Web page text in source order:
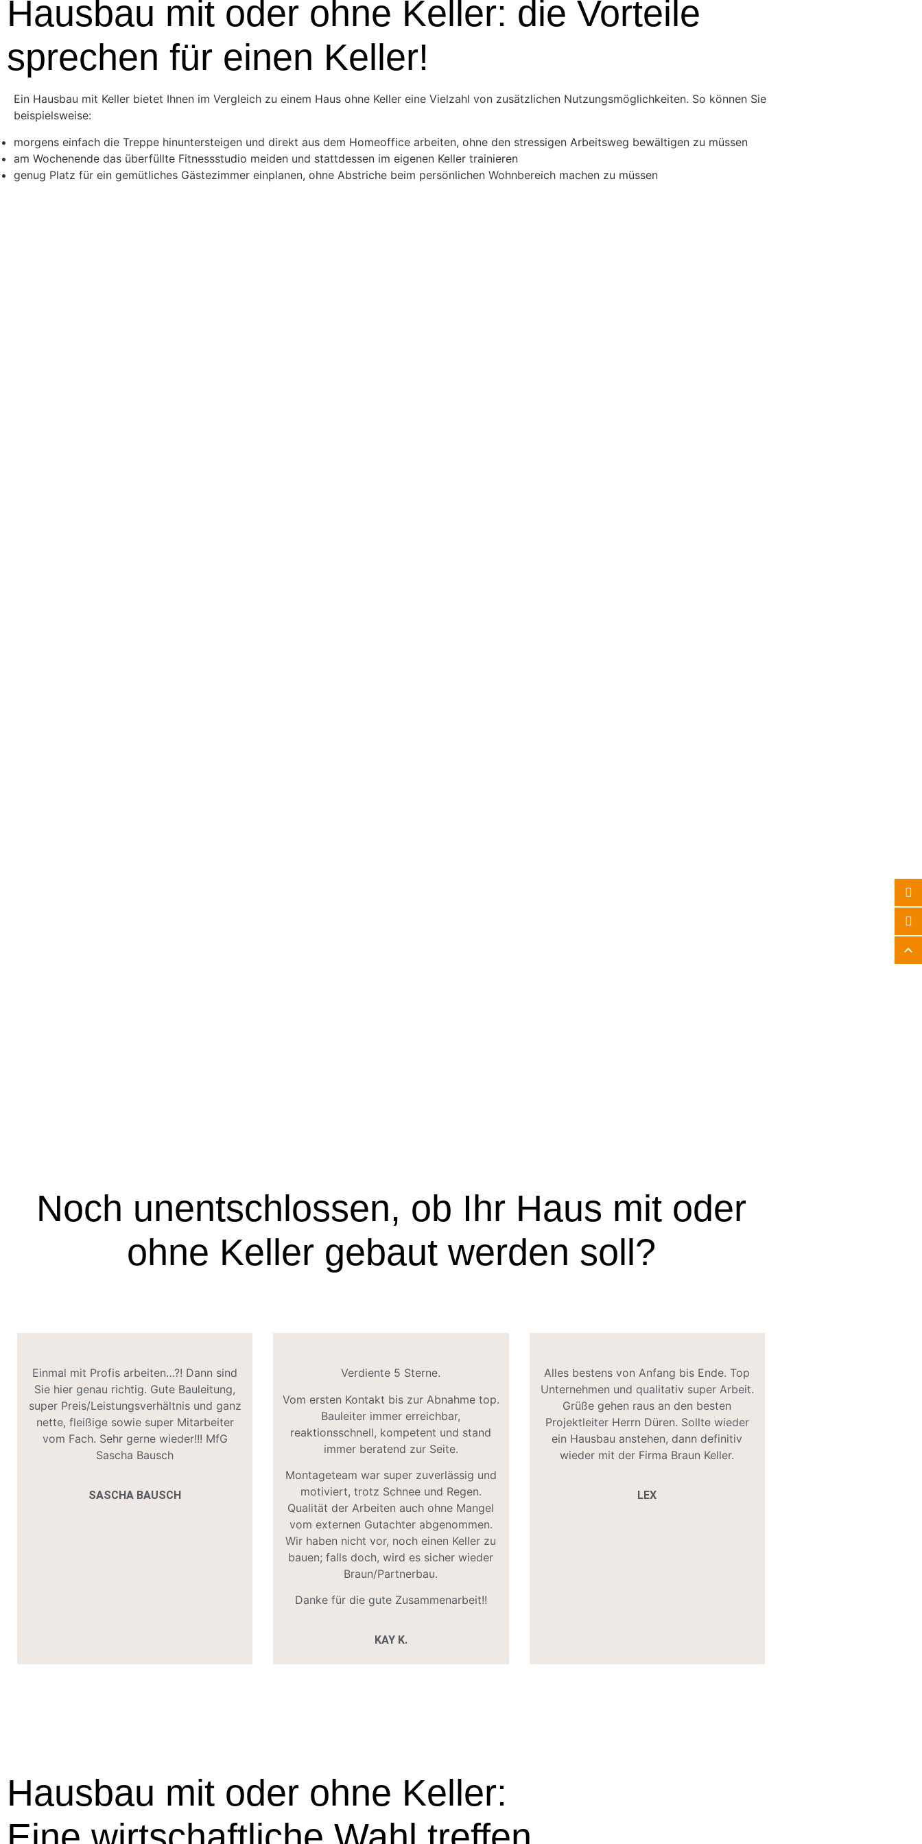
Hausbau mit oder ohne Keller: die Vorteile
sprechen für einen Keller!
Ein Hausbau mit Keller bietet Ihnen im Vergleich zu einem Haus ohne Keller eine Vielzahl von zusätzlichen Nutzungsmöglichkeiten. So können Sie
beispielsweise:
morgens einfach die Treppe hinuntersteigen und direkt aus dem Homeoffice arbeiten, ohne den stressigen Arbeitsweg bewältigen zu müssen
am Wochenende das überfüllte Fitnessstudio meiden und stattdessen im eigenen Keller trainieren
genug Platz für ein gemütliches Gästezimmer einplanen, ohne Abstriche beim persönlichen Wohnbereich machen zu müssen
Noch unentschlossen, ob Ihr Haus mit oder
ohne Keller gebaut werden soll?
Einmal mit Profis arbeiten…?! Dann sind
Sie hier genau richtig. Gute Bauleitung,
super Preis/Leistungsverhältnis und ganz
nette, fleißige sowie super Mitarbeiter
vom Fach. Sehr gerne wieder!!! MfG
Sascha Bausch
SASCHA BAUSCH
Verdiente 5 Sterne.
Vom ersten Kontakt bis zur Abnahme top.
Bauleiter immer erreichbar,
reaktionsschnell, kompetent und stand
immer beratend zur Seite.
Montageteam war super zuverlässig und
motiviert, trotz Schnee und Regen.
Qualität der Arbeiten auch ohne Mangel
vom externen Gutachter abgenommen.
Wir haben nicht vor, noch einen Keller zu
bauen; falls doch, wird es sicher wieder
Braun/Partnerbau.
Danke für die gute Zusammenarbeit!!
KAY K.
Alles bestens von Anfang bis Ende. Top
Unternehmen und qualitativ super Arbeit.
Grüße gehen raus an den besten
Projektleiter Herrn Düren. Sollte wieder
ein Hausbau anstehen, dann definitiv
wieder mit der Firma Braun Keller.
LEX
Hausbau mit oder ohne Keller: